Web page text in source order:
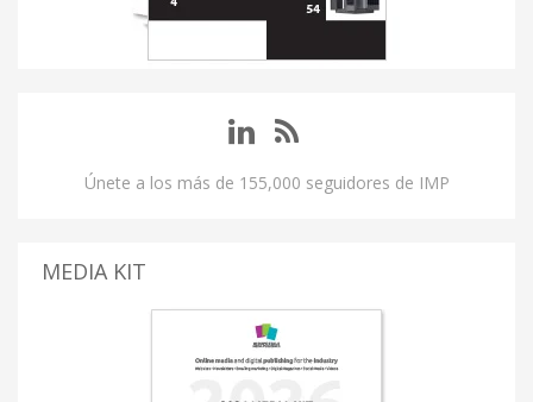
Únete a los más de 155,000 seguidores de IMP
MEDIA KIT